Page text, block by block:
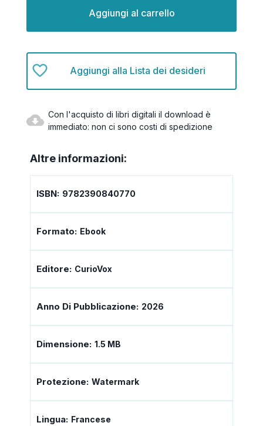
Aggiungi alla Lista dei desideri
Con l'acquisto di libri digitali il download è
immediato: non ci sono costi di spedizione
Altre informazioni:
ISBN: 9782390840770
Formato: Ebook
Editore: CurioVox
Anno Di Pubblicazione: 2026
Dimensione: 1.5 MB
Protezione: Watermark
Lingua: Francese